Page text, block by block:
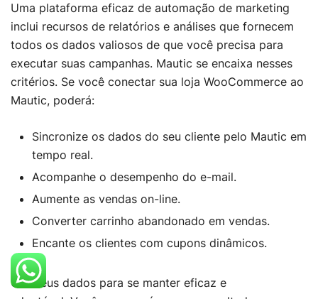
Uma plataforma eficaz de automação de marketing
inclui recursos de relatórios e análises que fornecem
todos os dados valiosos de que você precisa para
executar suas campanhas. Mautic se encaixa nesses
critérios. Se você conectar sua loja WooCommerce ao
Mautic, poderá:
Sincronize os dados do seu cliente pelo Mautic em
tempo real.
Acompanhe o desempenho do e-mail.
Aumente as vendas on-line.
Converter carrinho abandonado em vendas.
Encante os clientes com cupons dinâmicos.
Use seus dados para se manter eficaz e